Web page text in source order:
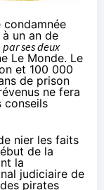
condamnée
un an de
ses deux
Le Monde. Le
et 100 000
de prison
ne fera
conseils
nier les faits
de la
la
judiciaire de
pirates